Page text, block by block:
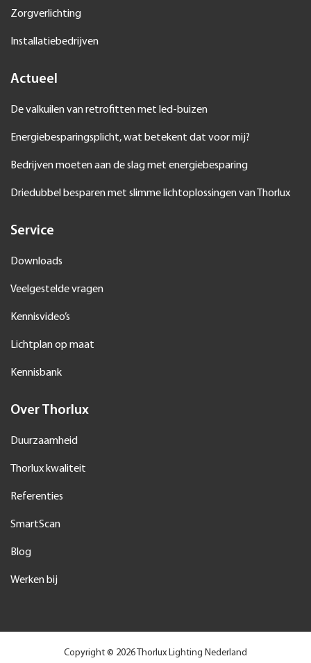
Zorgverlichting
Installatiebedrijven
Actueel
De valkuilen van retrofitten met led-buizen
Energiebesparingsplicht, wat betekent dat voor mij?
Bedrijven moeten aan de slag met energiebesparing
Driedubbel besparen met slimme lichtoplossingen van Thorlux
Service
Downloads
Veelgestelde vragen
Kennisvideo’s
Lichtplan op maat
Kennisbank
Over Thorlux
Duurzaamheid
Thorlux kwaliteit
Referenties
SmartScan
Blog
Werken bij
Copyright © 2026 Thorlux Lighting Nederland